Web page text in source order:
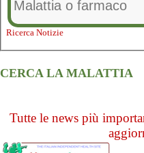
Ricerca Notizie
CERCA LA MALATTIA
Tutte le news più